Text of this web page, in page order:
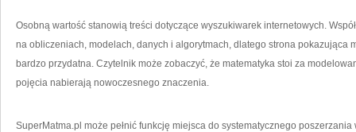
Osobną wartość stanowią treści dotyczące wyszukiwarek internetowych.
na obliczeniach, modelach, danych i algorytmach, dlatego strona pokazująca
bardzo przydatna. Czytelnik może zobaczyć, że matematyka stoi za
pojęcia nabierają nowoczesnego znaczenia.
SuperMatma.pl może pełnić funkcję miejsca do systematycznego